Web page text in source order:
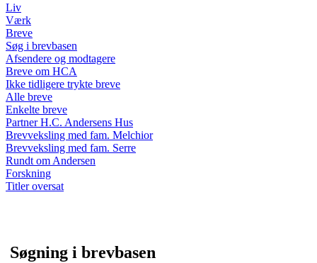
Liv
Værk
Breve
Søg i brevbasen
Afsendere og modtagere
Breve om HCA
Ikke tidligere trykte breve
Alle breve
Enkelte breve
Partner H.C. Andersens Hus
Brevveksling med fam. Melchior
Brevveksling med fam. Serre
Rundt om Andersen
Forskning
Titler oversat
Søgning i brevbasen